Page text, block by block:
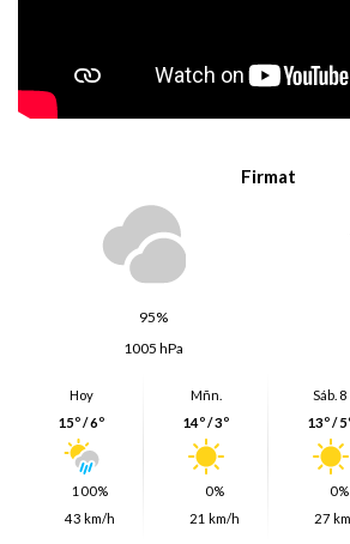
Firmat
95%
1005 hPa
Hoy
15º / 6º
100%
43 km/h
Mñn.
14º / 3º
0%
21 km/h
Sáb. 8
13º /
0%
27